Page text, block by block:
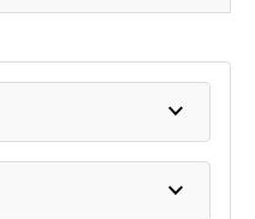
expand_more
expand_more